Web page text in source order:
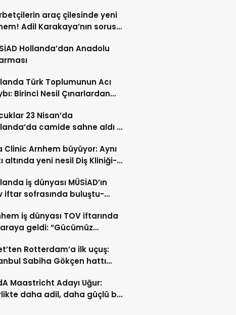
araç çilesinde yeni
Adil Karakaya’nın sorusu
Hollanda’dan Anadolu
Türk Toplumunun Acı
Birinci Nesil Çınarlardan
23 Nisan’da
camide sahne aldı –
Clinic Arnhem büyüyor: Aynı
altında yeni nesil Diş Kliniği-
iş dünyası MÜSİAD’ın
iftar sofrasında buluştu-
iş dünyası TOV iftarında
geldi: “Gücümüz
Rotterdam’a ilk uçuş:
Sabiha Gökçen hattı
Maastricht Adayı Uğur:
daha adil, daha güçlü bir